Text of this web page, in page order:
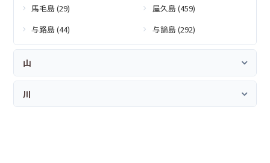
馬毛島 (29)
屋久島 (459)
与路島 (44)
与論島 (292)
山
川